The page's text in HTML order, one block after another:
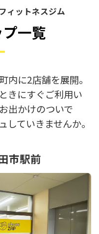
ィットネスジム
一覧
内に2店舗を展開。
きにすぐご利用い
出かけのついで
していきませんか。
市駅前